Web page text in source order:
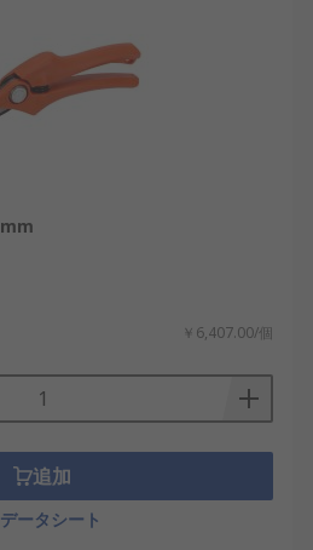
￥6,407.00/個
追加
データシート